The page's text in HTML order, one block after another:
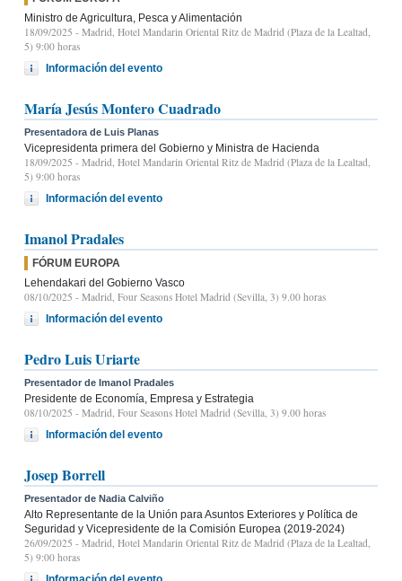
Ministro de Agricultura, Pesca y Alimentación
18/09/2025 - Madrid, Hotel Mandarin Oriental Ritz de Madrid (Plaza de la Lealtad,
5) 9:00 horas
Información del evento
María Jesús Montero Cuadrado
Presentadora de Luis Planas
Vicepresidenta primera del Gobierno y Ministra de Hacienda
18/09/2025 - Madrid, Hotel Mandarin Oriental Ritz de Madrid (Plaza de la Lealtad,
5) 9:00 horas
Información del evento
Imanol Pradales
FÓRUM EUROPA
Lehendakari del Gobierno Vasco
08/10/2025 - Madrid, Four Seasons Hotel Madrid (Sevilla, 3) 9.00 horas
Información del evento
Pedro Luis Uriarte
Presentador de Imanol Pradales
Presidente de Economía, Empresa y Estrategia
08/10/2025 - Madrid, Four Seasons Hotel Madrid (Sevilla, 3) 9.00 horas
Información del evento
Josep Borrell
Presentador de Nadia Calviño
Alto Representante de la Unión para Asuntos Exteriores y Política de
Seguridad y Vicepresidente de la Comisión Europea (2019-2024)
26/09/2025 - Madrid, Hotel Mandarin Oriental Ritz de Madrid (Plaza de la Lealtad,
5) 9:00 horas
Información del evento